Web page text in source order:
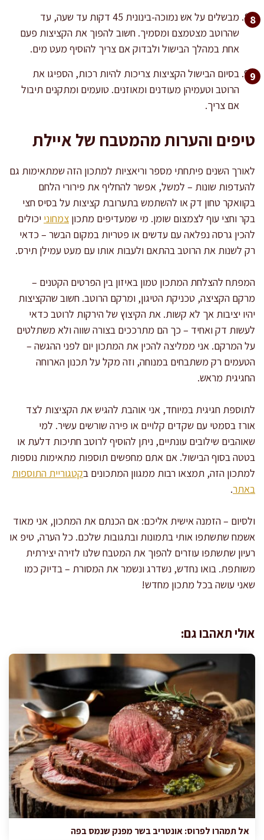
מבשלים על אש נמוכה-בינונית 45 דקות עד שעה, עד
שהרוטב מצטמצם ומסמיך. חשוב להפוך את הקציצות פעם
אחת במהלך הבישול ולבדוק אם צריך להוסיף מעט מים.
בסיום הבישול הקציצות צריכות להיות רכות, הספיגו את
הרוטב וטעמיהן מעודנים ומאוזנים. טועמים ומתקנים תיבול
אם צריך.
טיפים והערות מהמטבח של איילת
לאורך השנים פיתחתי מספר וריאציות למתכון הזה שמתאימות גם
להעדפות שונות – למשל, אפשר להחליף את פירורי הלחם
בקוואקר טחון דק או להשתמש בתערובת קציצות על בסיס חצי
בקר וחצי עוף לצמצום שומן. מי שמעדיפים מתכון צמחוני יכולים
להכין גרסה נפלאה עם עדשים או פטריות במקום הבשר – כדאי
רק לשנות את הרוטב בהתאם ולעבות אותו עם מעט עמילן תירס.
המפתח להצלחת המתכון טמון באיזון בין הפרטים הקטנים –
מרקם הקציצה, טכניקת הטיגון, ומרקם הרוטב. חשוב שהקציצות
יהיו יציבות אך לא קשות. את הקיצוץ של הירקות לרוטב כדאי
לעשות דק ואחיד – כך הם מתרככים בצורה שווה ולא משתלטים
על המרקם. אני ממליצה להכין את המתכון יום לפני ההגשה –
הטעמים רק משתבחים במנוחה, וזה מקל על תכנון הארוחה
החגיגית מראש.
לתוספת חגיגית במיוחד, אני אוהבת להגיש את הקציצות לצד
אורז בסמטי עם שקדים קלויים או פירה שורשים עשיר. למי
שאוהבים שילובים עונתיים, ניתן להוסיף לרוטב חתיכות דלעת או
בטטה בסוף הבישול. אם אתם מחפשים תוספות מתאימות נוספות
למתכון הזה, תמצאו רבות ממגוון המתכונים בקטגוריית התוספות
באתר.
ולסיום – הזמנה אישית אליכם: אם הכנתם את המתכון, אני מאוד
אשמח שתשתפו אותי בתמונות ובתגובות שלכם. כל הערה, טיפ או
רעיון שתשתפו עוזרים להפוך את המטבח שלנו לזירה יצירתית
משותפת. בואו נחדש, נשדרג ונשמר את המסורת – בדיוק כמו
שאני עושה בכל מתכון מחדש!
אולי תאהבו גם:
אל תמהרו לפרוס: אונטריב בשר מפנק שנמס בפה